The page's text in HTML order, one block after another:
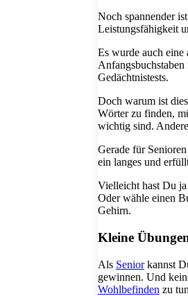
Noch spannender
Leistungsfähigkeit
Es wurde auch eine
Gedächtnistests.
Doch warum ist
Wörter zu finden,
wichtig sind.
Gerade für
ein langes und
Vielleicht hast Du
Oder wähle einen
Gehirn.
Kleine
Als Seniorkannst
gewinnen. Und
Wohlbefinden zu